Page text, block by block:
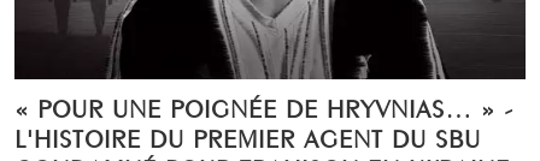
« POUR UNE POIGNÉE DE HRYVNIAS… » -
L'HISTOIRE DU PREMIER AGENT DU SBU